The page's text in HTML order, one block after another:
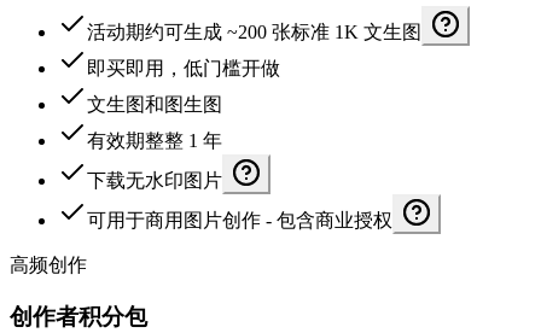
活动期约可生成 ~200 张标准 1K 文生图
即买即用，低门槛开做
文生图和图生图
有效期整整 1 年
下载无水印图片
可用于商用图片创作 - 包含商业授权
高频创作
创作者积分包